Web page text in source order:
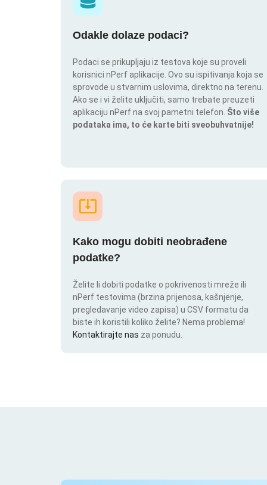
Odakle dolaze podaci?
Podaci se prikupljaju iz testova koje su proveli
korisnici nPerf aplikacije. Ovo su ispitivanja koja se
sprovode u stvarnim uslovima, direktno na terenu.
Ako se i vi želite uključiti, samo trebate preuzeti
aplikaciju nPerf na svoj pametni telefon. Što više
podataka ima, to će karte biti sveobuhvatnije!
Kako mogu dobiti neobrađene
podatke?
Želite li dobiti podatke o pokrivenosti mreže ili
nPerf testovima (brzina prijenosa, kašnjenje,
pregledavanje video zapisa) u CSV formatu da
biste ih koristili koliko želite? Nema problema!
Kontaktirajte nas za ponudu.